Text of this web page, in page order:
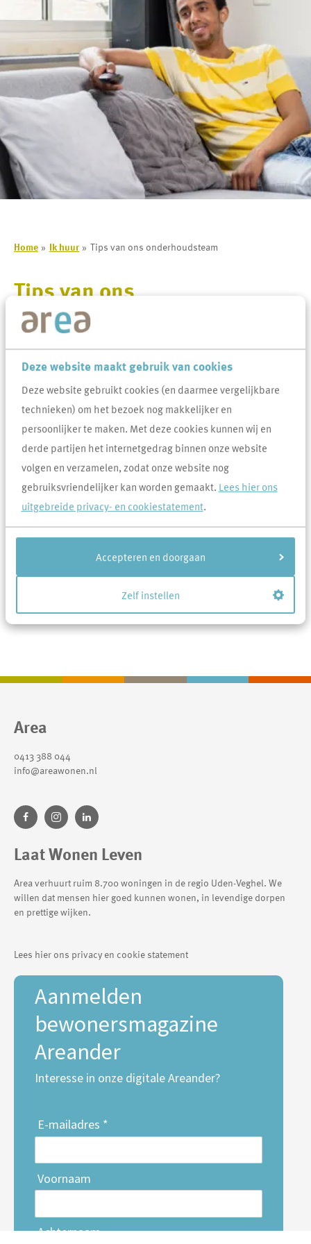
Deze website maakt gebruik van cookies
Deze website gebruikt cookies (en daarmee vergelijkbare
technieken) om het bezoek nog makkelijker en
persoonlijker te maken. Met deze cookies kunnen wij en
derde partijen het internetgedrag binnen onze website
volgen en verzamelen, zodat onze website nog
gebruiksvriendelijker kan worden gemaakt. Lees hier ons
uitgebreide privacy- en cookiestatement.
Accepteren en doorgaan
Zelf instellen
Home Ik huur Tips van ons onderhoudsteam
Tips van ons
onderhoudsteam
Op deze pagina vind je handige tips en trucs voor je dagelijkse
woononderhoud.
onderhoudsteam
Hoe onderhoud je je voordeurslot?
Energiebesparing voor éénhendelmengkranen
Onderhoud voor de rookmelder
of dakgoot. Wat moet ik doen?
Handige tips voor het onderhoud van de badkamer
Contactinformatie
Area
0413 388 044
info@areawonen.nl
Laat Wonen Leven
Area verhuurt ruim 8.700 woningen in de regio Uden-Veghel. We
willen dat mensen hier goed kunnen wonen, in levendige dorpen
en prettige wijken.
Lees hier ons privacy en cookie statement
Aanmelden
bewonersmagazine
Areander
Interesse in onze digitale Areander?
E-mailadres *
Voornaam
Achternaam